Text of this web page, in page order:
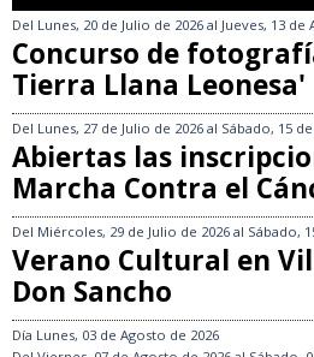
Del Lunes, 20 de Julio de 2026 al Jueves, 13 de
Concurso de
Tierra Llana Leonesa'
Del Lunes, 27 de Julio de 2026 al Sábado, 15
Abiertas las
Marcha Contra el
Del Miércoles, 29 de Julio de 2026 al Sábado,
Verano Cultural en
Don Sancho
Día Lunes, 03 de Agosto de 2026